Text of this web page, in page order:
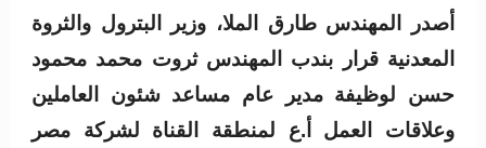
أصدر المهندس طارق الملا، وزير البترول والثروة
المعدنية قرار بندب المهندس ثروت محمد محمود
حسن لوظيفة مدير عام مساعد شئون العاملين
وعلاقات العمل أ.ع لمنطقة القناة لشركة مصر